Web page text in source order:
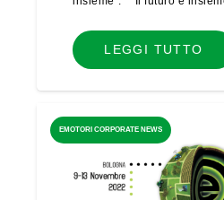
LEGGI TUTTO
EMOTORI CORPORATE NEWS